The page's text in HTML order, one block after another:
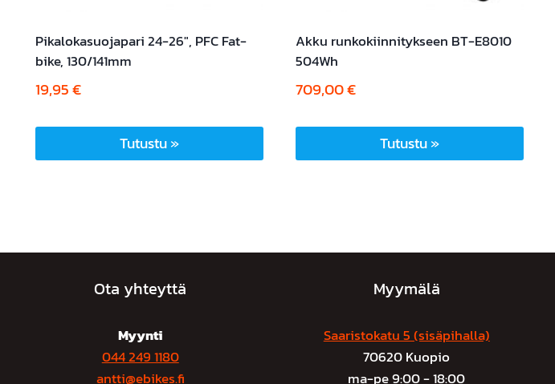
Pikalokasuojapari 24-26″, PFC Fat-
bike, 130/141mm
19,95€
Tutustu »
Akku runkokiinnitykseen BT-E8010
504Wh
709,00€
Tutustu »
Ota yhteyttä
Myynti
044 249 1180
antti@ebikes.fi
Myymälä
Saaristokatu 5 (sisäpihalla)
70620 Kuopio
ma-pe 9:00 - 18:00